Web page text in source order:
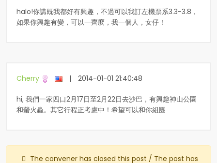
halo!你講既我都好有興趣，不過可以我訂左機票系3.3-3.8，
如果你興趣有變，可以一齊麼，我一個人，女仔！
Cherry | 2014-01-01 21:40:48
hi, 我們一家四口2月17日至2月22日去沙巴，有興趣神山公園
和螢火蟲。其它行程正考慮中！希望可以和你組團
The convener has closed this post / The post has